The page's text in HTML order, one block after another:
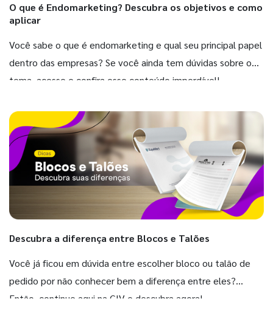
O que é Endomarketing? Descubra os objetivos e como
aplicar
Você sabe o que é endomarketing e qual seu principal papel
dentro das empresas? Se você ainda tem dúvidas sobre o
tema, acesse e confira esse conteúdo imperdível!
Descubra a diferença entre Blocos e Talões
Você já ficou em dúvida entre escolher bloco ou talão de
pedido por não conhecer bem a diferença entre eles?
Então, continue aqui na GIV e descubra agora!